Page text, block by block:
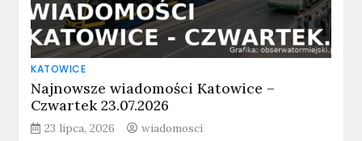
KATOWICE
Najnowsze wiadomości Katowice –
Czwartek 23.07.2026
23 lipca, 2026 wiadomosci